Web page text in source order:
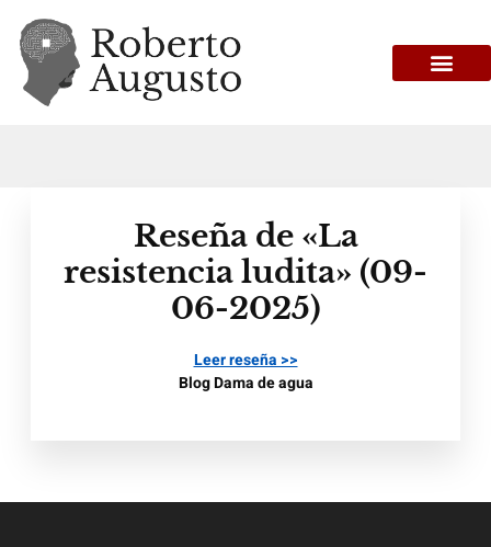
Reseña de «La
resistencia ludita» (09-
06-2025)
Leer reseña >>
Blog Dama de agua